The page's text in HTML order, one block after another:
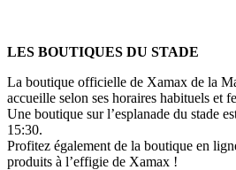
LES BOUTIQUES DU STADE
La boutique officielle de Xamax de la
accueille selon ses horaires habituels et
Une boutique sur l’esplanade du stade
15:30.
Profitez également de la boutique en
produits à l’effigie de Xamax !